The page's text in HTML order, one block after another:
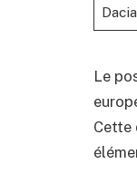
Dacia
Le
Cette